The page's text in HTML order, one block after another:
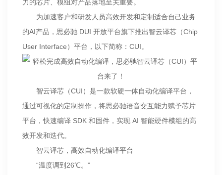
力的芯片、模组对产品落地至关重要。
为加速客户和研发人员高效开发和定制适合自己业务
的AI产品，思必驰 DUI 开放平台旗下推出智云译芯（Chip
User Interface）平台，以下简称：CUI。
智云译芯（CUI）是一款软硬一体自动化编译平台，
通过可视化的定制操作，将思必驰语音交互能力赋予芯片
平台，快速编译 SDK 和固件，实现 AI 智能硬件模组的高
效开发和迭代。
智云译芯，高效自动化编译平台
“温度调到26℃。”